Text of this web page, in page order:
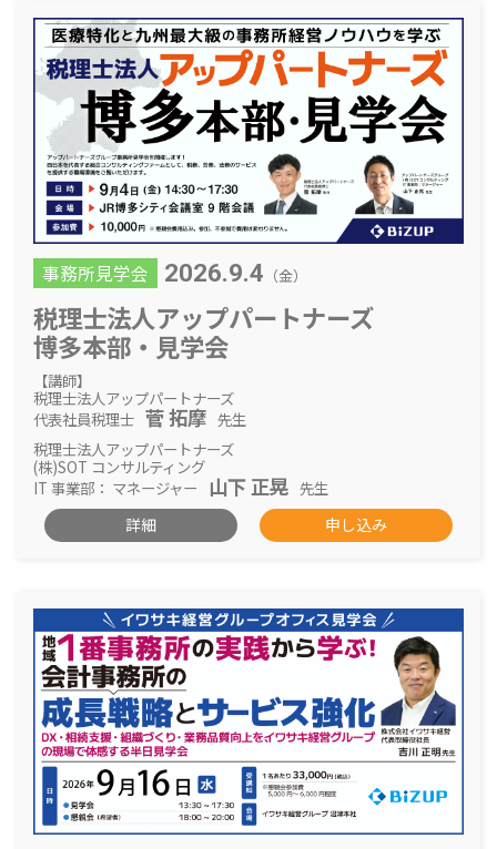
事務所見学会 2026.9.4 （金）
税理士法人アップパートナーズ
博多本部・見学会
【講師】
税理士法人アップパートナーズ
代表社員税理士 菅 拓摩 先生
税理士法人アップパートナーズ
(株)SOT コンサルティング
IT 事業部： マネージャー
山下 正晃 先生
詳細
申し込み